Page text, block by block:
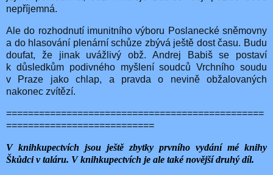
nepříjemná.
Ale do rozhodnutí imunitního výboru Poslanecké sněmovny
a do hlasování plenární schůze zbývá ještě dost času. Budu
doufat, že jinak uvážlivý obž. Andrej Babiš se postaví
k důsledkům podivného myšlení soudců Vrchního soudu
v Praze jako chlap, a pravda o nevině obžalovaných
nakonec zvítězí.
===============================================
===========================
V knihkupectvích jsou ještě zbytky prvního vydání mé knihy
Škůdci v taláru. V knihkupectvích je ale také novější druhý díl.